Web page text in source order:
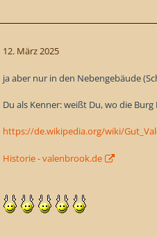
12. März 2025
ja aber nur in den Nebengebäude
Du als Kenner: weißt Du, wo die
https://de.wikipedia.org/wiki/
Historie - valenbrook.de